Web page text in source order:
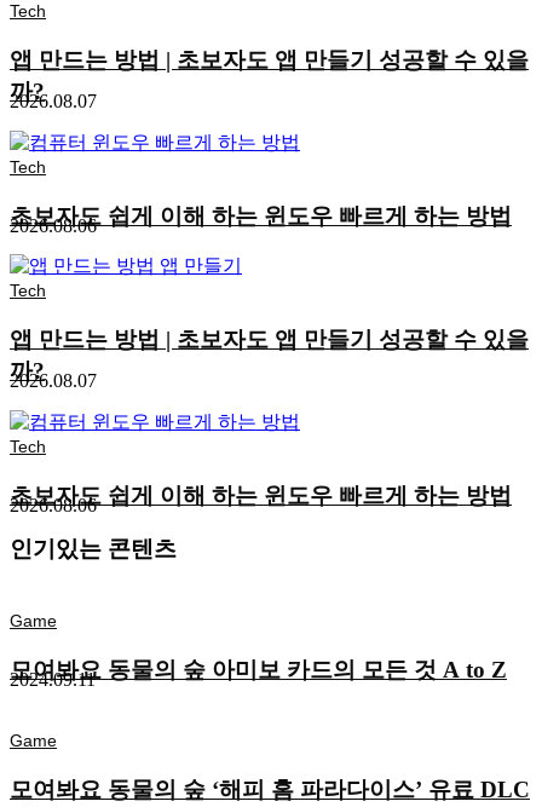
Tech
앱 만드는 방법 | 초보자도 앱 만들기 성공할 수 있을
까?
2026.08.07
Tech
초보자도 쉽게 이해 하는 윈도우 빠르게 하는 방법
2026.08.06
Tech
앱 만드는 방법 | 초보자도 앱 만들기 성공할 수 있을
까?
2026.08.07
Tech
초보자도 쉽게 이해 하는 윈도우 빠르게 하는 방법
2026.08.06
인기있는 콘텐츠
Game
모여봐요 동물의 숲 아미보 카드의 모든 것 A to Z
2024.09.11
Game
모여봐요 동물의 숲 ‘해피 홈 파라다이스’ 유료 DLC